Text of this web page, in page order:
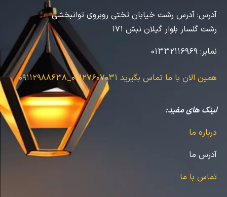
آدرس: آدرس رشت خیابان تختی روبروی توانبخشی
رشت گلسار بلوار گیلان نبش 171
نمابر:
همین الان با ما تماس بگیرید 09127607031_09112988638
لینک های مفید:
درباره ما
آدرس ما
تماس با ما